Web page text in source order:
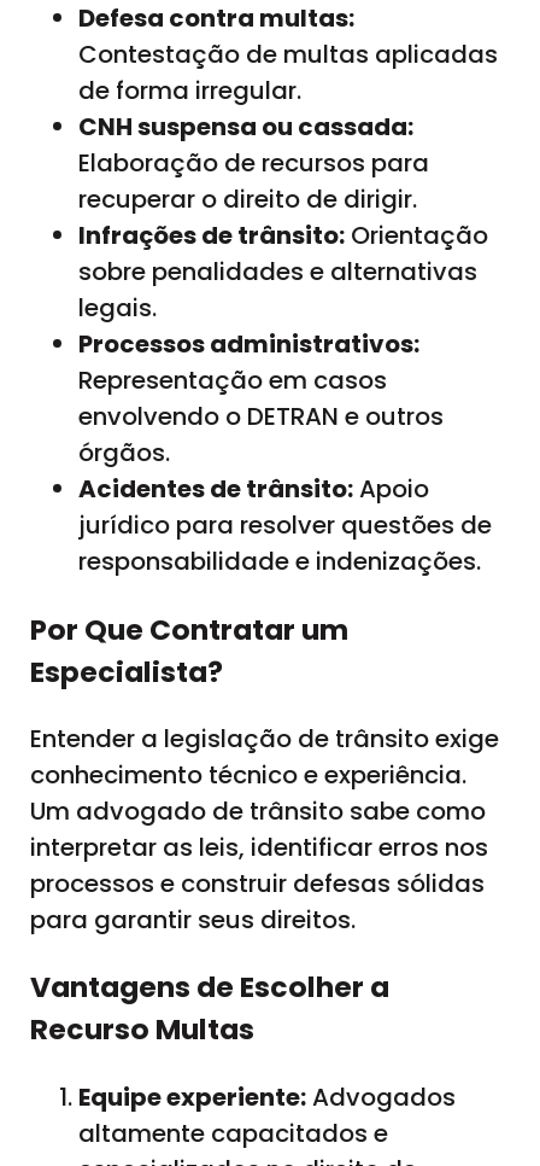
Defesa contra multas:
Contestação de multas aplicadas
de forma irregular.
CNH suspensa ou cassada:
Elaboração de recursos para
recuperar o direito de dirigir.
Infrações de trânsito: Orientação
sobre penalidades e alternativas
legais.
Processos administrativos:
Representação em casos
envolvendo o DETRAN e outros
órgãos.
Acidentes de trânsito:Apoio
jurídico para resolver questões de
responsabilidade e indenizações.
Por Que Contratar um
Especialista?
Entender a legislação de trânsito exige
conhecimento técnico e experiência.
Um advogado de trânsito sabe como
interpretar as leis, identificar erros nos
processos e construir defesas sólidas
para garantir seus direitos.
Vantagens de Escolher a
Recurso Multas
Equipe experiente:Advogados
altamente capacitados e